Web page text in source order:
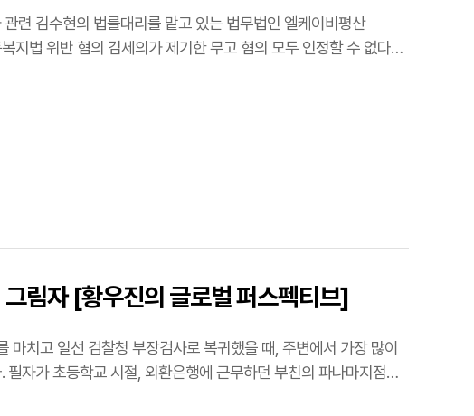
지법 위반 혐의 김세의가 제기한 무고 혐의 모두 인정할 수 없다는
림자 [황우진의 글로벌 퍼스펙티브]
치고 일선 검찰청 부장검사로 복귀했을 때, 주변에서 가장 많이
자가 초등학교 시절, 외환은행에 근무하던 부친의 파나마지점